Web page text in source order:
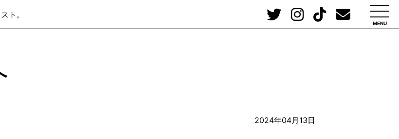
ト。
MENU
2024年04月13日